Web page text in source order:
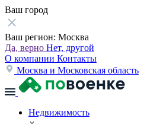
Ваш город
Ваш регион: Москва
Да, верно Нет, другой
О компании Контакты
Москва и Московская область
Недвижимость